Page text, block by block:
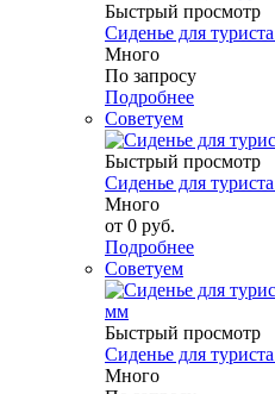
Быстрый просмотр
Сиденье для
Много
По запросу
Подробнее
Советуем
Быстрый просмотр
Сиденье для
Много
от 0 руб.
Подробнее
Советуем
Быстрый просмотр
Сиденье для
Много